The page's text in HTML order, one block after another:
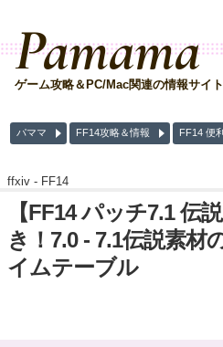
Pamama
ゲーム攻略＆PC/Mac関連の情報サイ
パママ FF14攻略＆情報 FF14 便
ffxiv - FF14
【FF14 パッチ7.1 伝
き！7.0 - 7.1伝説素材
イムテーブル